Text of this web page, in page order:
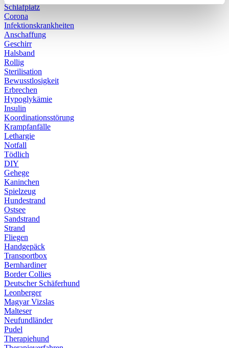
Schlafplatz
Corona
Infektionskrankheiten
Anschaffung
Geschirr
Halsband
Rollig
Sterilisation
Bewusstlosigkeit
Erbrechen
Hypoglykämie
Insulin
Koordinationsstörung
Krampfanfälle
Lethargie
Notfall
Tödlich
DIY
Gehege
Kaninchen
Spielzeug
Hundestrand
Ostsee
Sandstrand
Strand
Fliegen
Handgepäck
Transportbox
Bernhardiner
Border Collies
Deutscher Schäferhund
Leonberger
Magyar Vizslas
Malteser
Neufundländer
Pudel
Therapiehund